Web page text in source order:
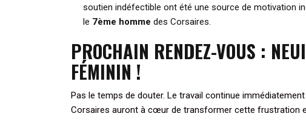
soutien indéfectible ont été une source de motivation
le 7ème homme des Corsaires.
PROCHAIN RENDEZ-VOUS :
FÉMININ !
Pas le temps de douter. Le travail continue
Corsaires auront à cœur de transformer cette frustration